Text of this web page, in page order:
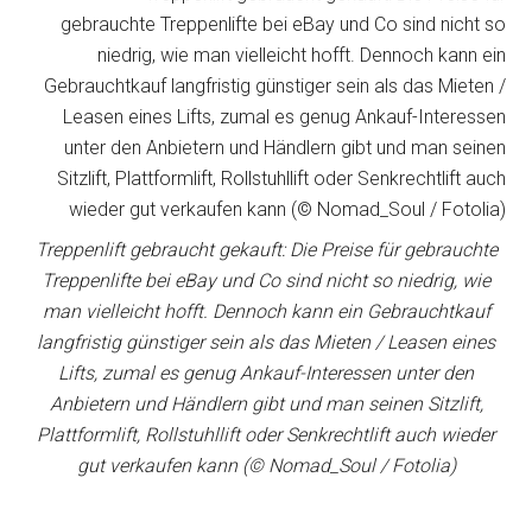
Treppenlift gebraucht gekauft: Die Preise für gebrauchte
Treppenlifte bei eBay und Co sind nicht so niedrig, wie
man vielleicht hofft. Dennoch kann ein Gebrauchtkauf
langfristig günstiger sein als das Mieten / Leasen eines
Lifts, zumal es genug Ankauf-Interessen unter den
Anbietern und Händlern gibt und man seinen Sitzlift,
Plattformlift, Rollstuhllift oder Senkrechtlift auch wieder
gut verkaufen kann (© Nomad_Soul / Fotolia)